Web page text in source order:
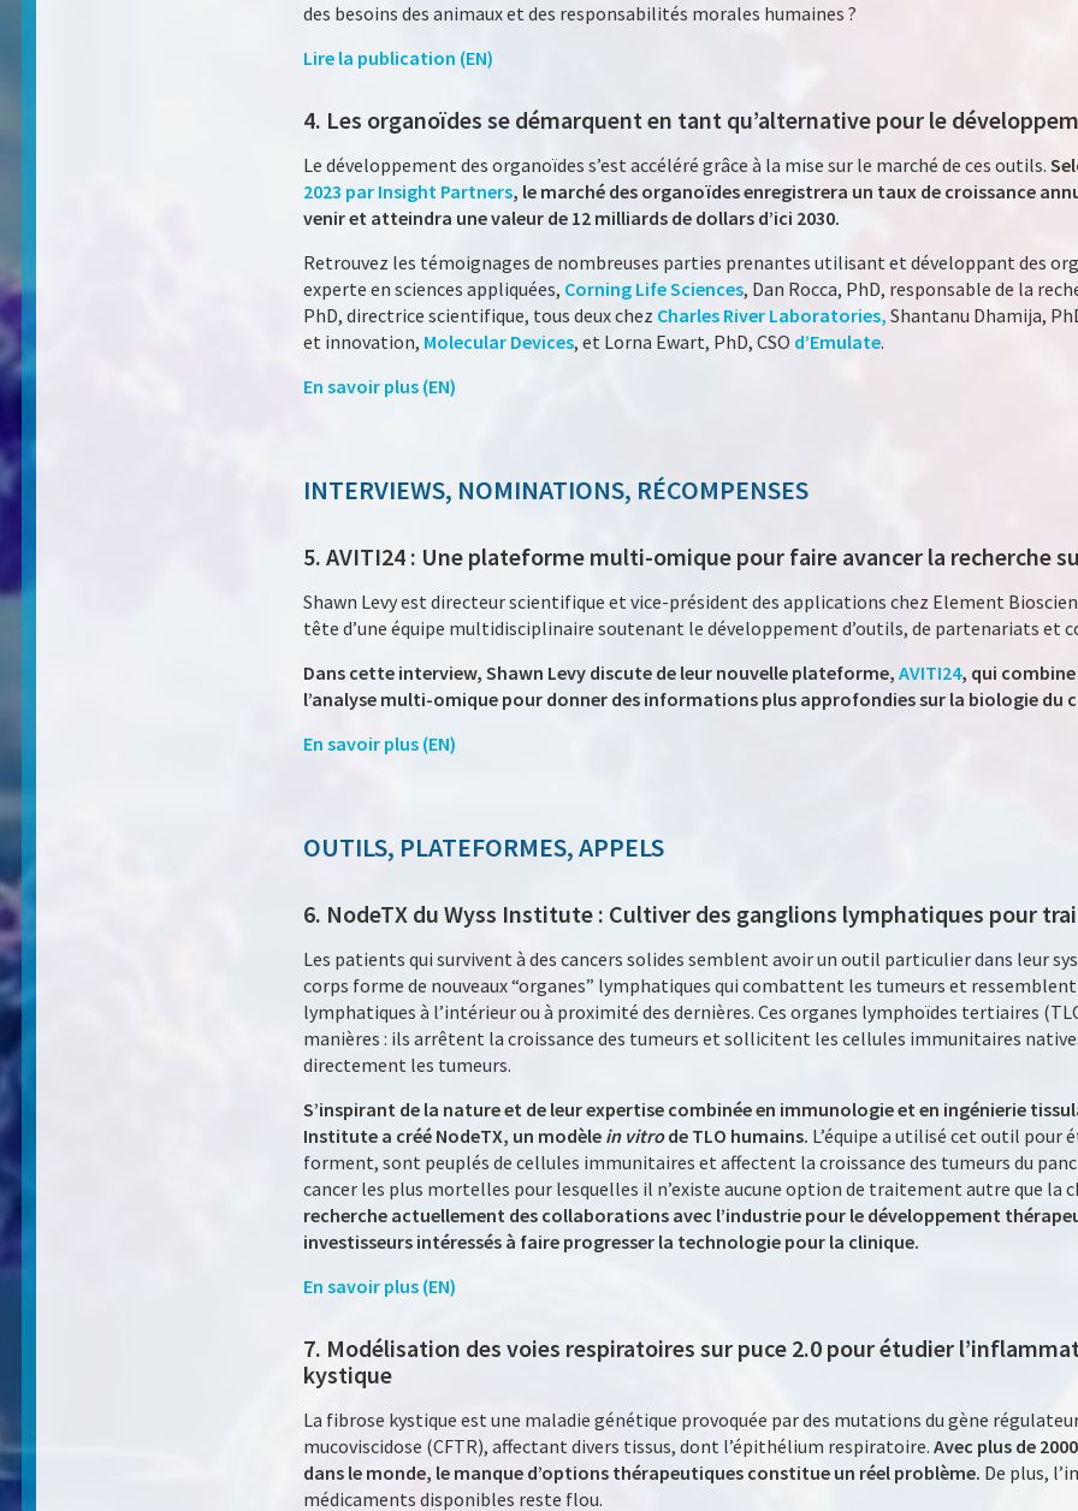
des besoins des animaux et des responsabilités morales humaines ?
Lire la publication (EN)
4. Les organoïdes se démarquent en tant qu’alternative pour le
Le développement des organoïdes s’est accéléré grâce à la mise sur le marché de ces outils.
2023 par Insight Partners, le marché des organoïdes enregistrera un taux de croissance
venir et atteindra une valeur de 12 milliards de dollars d’ici 2030.
Retrouvez les témoignages de nombreuses parties prenantes utilisant et développant des
experte en sciences appliquées, Corning Life Sciences, Dan Rocca, PhD, responsable de la
PhD, directrice scientifique, tous deux chez Charles River Laboratories, Shantanu Dhamija,
et innovation, Molecular Devices, et Lorna Ewart, PhD, CSO d’Emulate.
En savoir plus (EN)
INTERVIEWS, NOMINATIONS, RÉCOMPENSES
5. AVITI24 : Une plateforme multi-omique pour faire avancer la recherche
Shawn Levy est directeur scientifique et vice-président des applications chez Element
tête d’une équipe multidisciplinaire soutenant le développement d’outils, de partenariats et
Dans cette interview, Shawn Levy discute de leur nouvelle plateforme, AVITI24, qui combine
l’analyse multi-omique pour donner des informations plus approfondies sur la biologie du
En savoir plus (EN)
OUTILS, PLATEFORMES, APPELS
6. NodeTX du Wyss Institute : Cultiver des ganglions lymphatiques pour
Les patients qui survivent à des cancers solides semblent avoir un outil particulier dans leur
corps forme de nouveaux “organes” lymphatiques qui combattent les tumeurs et
lymphatiques à l’intérieur ou à proximité des dernières. Ces organes lymphoïdes tertiaires
manières : ils arrêtent la croissance des tumeurs et sollicitent les cellules immunitaires
directement les tumeurs.
S’inspirant de la nature et de leur expertise combinée en immunologie et en ingénierie
Institute a créé NodeTX, un modèle in vitrode TLO humains. L’équipe a utilisé cet outil pour
forment, sont peuplés de cellules immunitaires et affectent la croissance des tumeurs du
cancer les plus mortelles pour lesquelles il n’existe aucune option de traitement autre que la
recherche actuellement des collaborations avec l’industrie pour le développement
investisseurs intéressés à faire progresser la technologie pour la clinique.
En savoir plus (EN)
7. Modélisation des voies respiratoires sur puce 2.0 pour étudier
kystique
La fibrose kystique est une maladie génétique provoquée par des mutations du gène
mucoviscidose (CFTR), affectant divers tissus, dont l’épithélium respiratoire. Avec plus de
dans le monde, le manque d’options thérapeutiques constitue un réel problème. De plus,
médicaments disponibles reste flou.